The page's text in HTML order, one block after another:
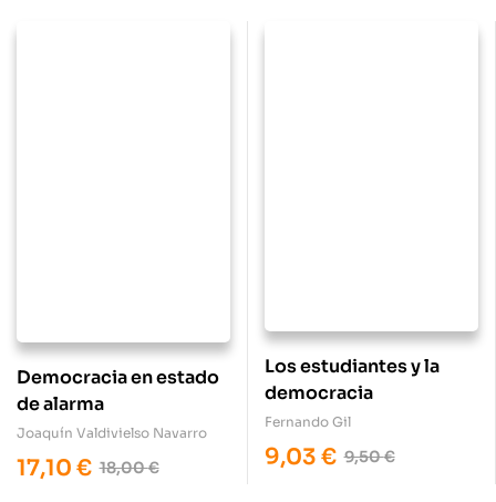
Democracia en estado
de alarma
Joaquín Valdivielso Navarro
18,00€
17,10 €
Los estudiantes y la
democracia
Fernando Gil
9,50€
9,03 €